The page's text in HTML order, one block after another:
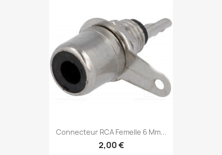
Connecteur RCA Femelle 6 Mm...
2,00 €